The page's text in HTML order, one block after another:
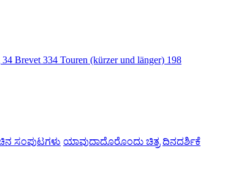
34 Brevet 334 Touren (kürzer und länger) 198
ಸಂಪುಟಗಳು ಯಾವುದಾದೊರೊಂದು ಚಿತ್ರ ದಿನದರ್ಶಿಕೆ